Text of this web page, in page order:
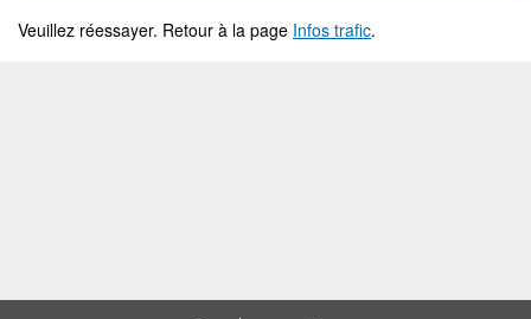
Veuillez réessayer. Retour à la page Infos trafic.